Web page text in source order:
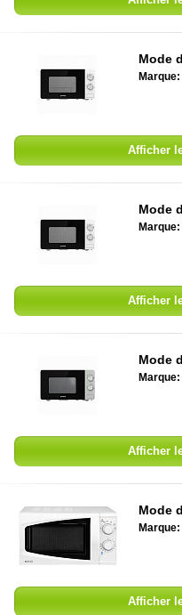
Mode
Marque:
Afficher
Mode
Marque:
Afficher
Mode
Marque:
Afficher
Mode
Marque:
Afficher